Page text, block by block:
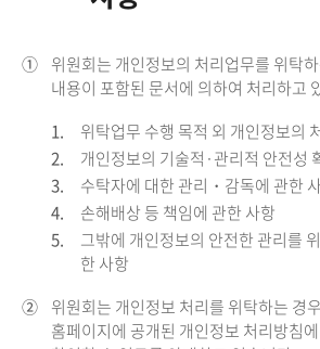
① 위원회는 개인정보의 처리업무를 위탁
내용이 포함된 문서에 의하여 처리하고
1.
위탁업무 수행 목적 외 개인정보의
2.
개인정보의 기술적·관리적 안전성
3.
수탁자에 대한 관리・감독에 관한
4.
손해배상 등 책임에 관한 사항
5.
그밖에 개인정보의 안전한 관리를
한 사항
② 위원회는 개인정보 처리를 위탁하는 경
홈페이지에 공개된 개인정보 처리방침